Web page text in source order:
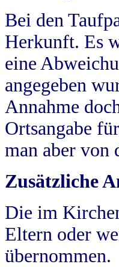
Bei den
Herkunft. Es
eine
angegeben
Annahme
Ortsangabe
man aber von
Zusätzliche
Die im
Eltern oder
übernommen.